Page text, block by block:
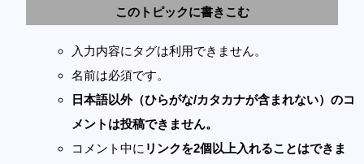
このトピックに書きこむ
入力内容にタグは利用できません。
名前は必須です。
日本語以外（ひらがな/カタカナが含まれない）のコ
メントは投稿できません。
コメント中に リンクを2個以上入れることはできま